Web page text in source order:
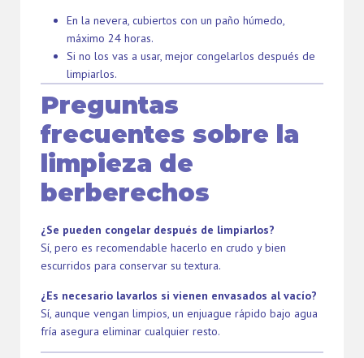
En la nevera, cubiertos con un paño húmedo,
máximo 24 horas.
Si no los vas a usar, mejor congelarlos después de
limpiarlos.
Preguntas
frecuentes sobre la
limpieza de
berberechos
¿Se pueden congelar después de limpiarlos?
Sí, pero es recomendable hacerlo en crudo y bien
escurridos para conservar su textura.
¿Es necesario lavarlos si vienen envasados al vacío?
Sí, aunque vengan limpios, un enjuague rápido bajo agua
fría asegura eliminar cualquier resto.